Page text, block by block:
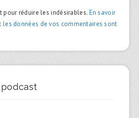
pour réduire les indésirables. En savoir
données de vos commentaires sont